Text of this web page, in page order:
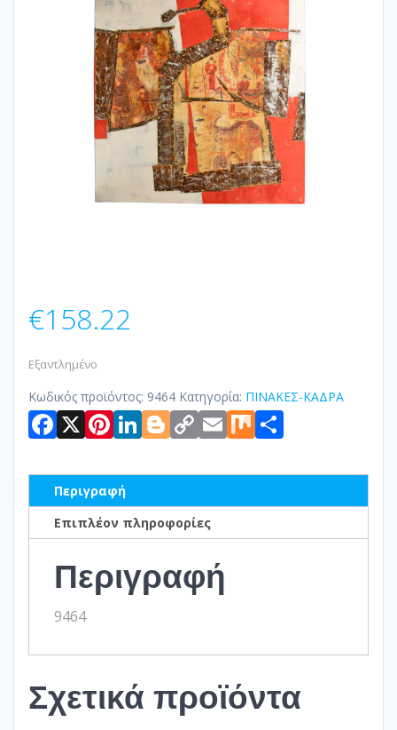
€158.22
Εξαντλημένο
Κωδικός προϊόντος: 9464 Κατηγορία: ΠΙΝΑΚΕΣ-ΚΑΔΡΑ
Facebook
X Pinterest
LinkedIn
Blogger
Copy
Link
Email
Mix
Περιγραφή
Επιπλέον πληροφορίες
Περιγραφή
9464
Σχετικά προϊόντα